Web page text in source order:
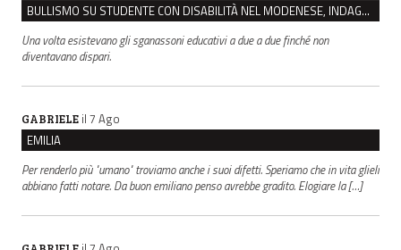
BULLISMO SU STUDENTE CON DISABILITÀ NEL MODENESE, INDAGATI DUE RAGAZZI DI 16 ANNI
Una volta esistevano gli sganassoni educativi a due a due finché non
diventavano dispari.
GABRIELE il 7 Ago
EMILIA
Per renderlo più "umano" troviamo anche i suoi difetti. Speriamo che in vita glieli
abbiano fatti notare. Da buon emiliano penso avrebbe gradito. Elogiare la […]